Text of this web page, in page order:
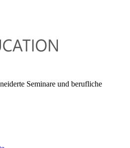
Seminare und berufliche